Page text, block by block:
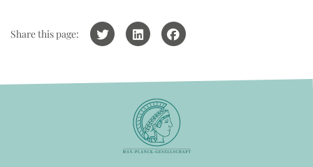
Share this page: